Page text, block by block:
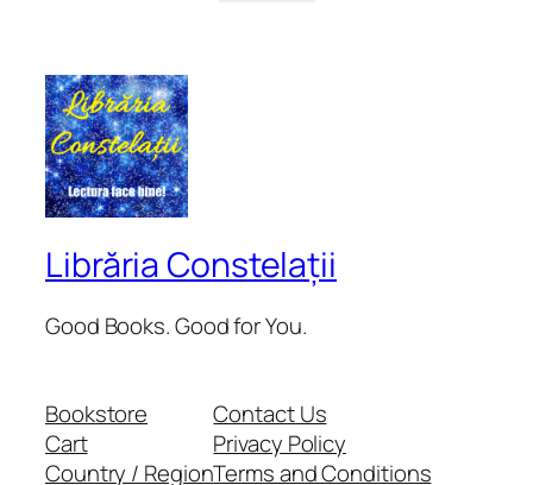
Librăria Constelații
Good Books. Good for You.
Bookstore
Cart
Country / Region
Contact Us
Privacy Policy
Terms and Conditions